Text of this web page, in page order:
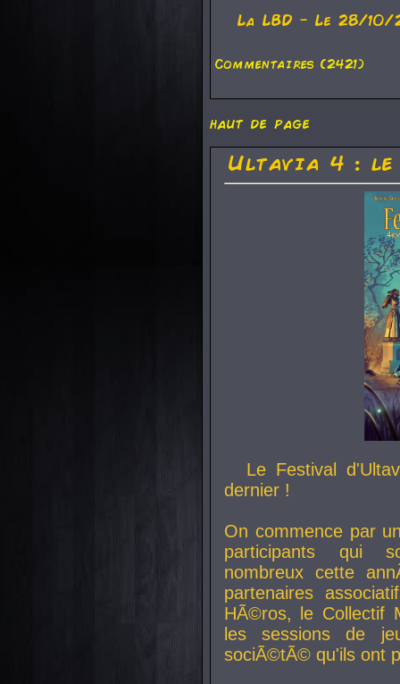
La LBD - Le 28/10/
Commentaires (2421)
haut de page
Ultavia 4 :
Le Festival
dernier !
On commence par
participants qui
nombreux cette
partenaires
HÃ©ros, le Collectif
les sessions de
sociÃ©tÃ© qu'ils ont